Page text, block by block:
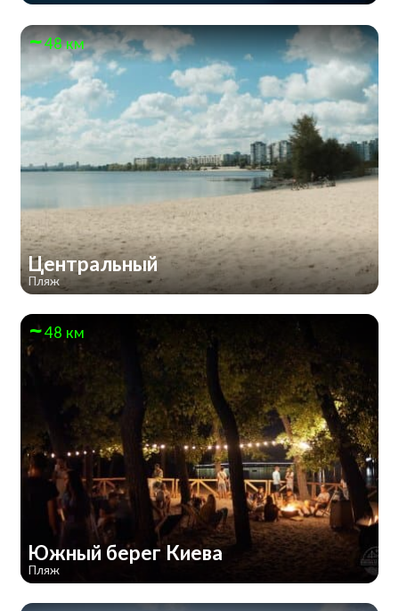
48 км
Центральный
Пляж
48 км
Южный берег Киева
Пляж